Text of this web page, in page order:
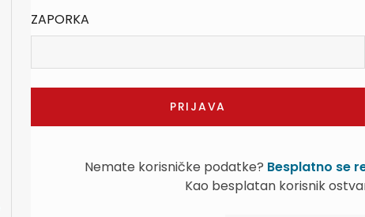
ZAPORKA
Nemate korisničke podatke? Besplatno se
Kao besplatan korisnik